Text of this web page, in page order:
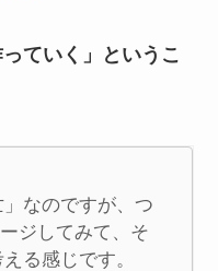
ていく」というこ
なのですが、つ
ジしてみて、そ
る感じです。